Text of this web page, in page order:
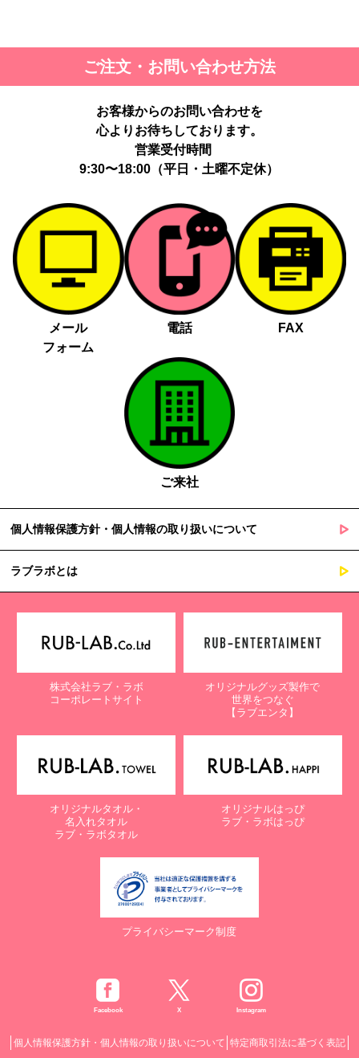
ご注文・お問い合わせ方法
お客様からのお問い合わせを
心よりお待ちしております。
営業受付時間
9:30〜18:00（平日・土曜不定休）
メール
フォーム
電話 FAX
ご来社
個人情報保護方針・個人情報の取り扱いについて
ラブラボとは
株式会社ラブ・ラボ
コーポレートサイト
オリジナルグッズ製作で
世界をつなぐ
【ラブエンタ】
オリジナルタオル・
名入れタオル
ラブ・ラボタオル
オリジナルはっぴ
ラブ・ラボはっぴ
プライバシーマーク制度
Facebook X Instagram
個人情報保護方針・個人情報の取り扱いについて 特定商取引法に基づく表記